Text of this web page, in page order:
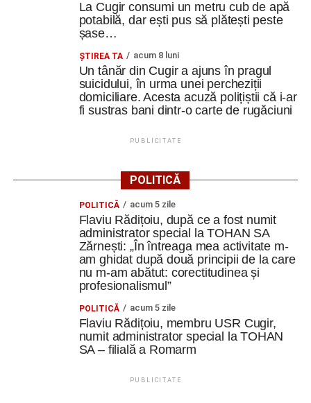
Ultimele știri din Cugir
Schimbare de directori la Liceul Tehnologic „Ion D.
Lăzărescu” Cugir
„Roș-albaștrii”, o nouă victorie în meciurile de
pregătire: Metalurgistul Cugir – FC Inter Sibiu 1-0
mașină solară. Vehiculul a ajuns și la o expoziție din
Messenger WhatsApp Twitter Email
La Cugir consumi un metru cub de apă
potabilă, dar ești pus să plătești peste
șase…
ȘTIREA TA acum 8 luni
Un tânăr din Cugir a ajuns în pragul
suicidului, în urma unei percheziții
domiciliare. Acesta acuză polițiștii că i-ar
fi sustras bani dintr-o carte de rugăciuni
PUBLICITATE
POLITICĂ
POLITICĂ acum 5 zile
Flaviu Rădițoiu, după ce a fost numit
administrator special la TOHAN SA
Zărnești: „În întreaga mea activitate m-
am ghidat după două principii de la care
nu m-am abătut: corectitudinea și
profesionalismul”
POLITICĂ acum 5 zile
Flaviu Rădițoiu, membru USR Cugir,
numit administrator special la TOHAN
SA – filială a Romarm
PUBLICITATE